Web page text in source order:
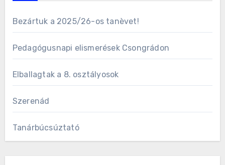
Bezártuk a 2025/26-os tanèvet!
Pedagógusnapi elismerések Csongrádon
Elballagtak a 8. osztályosok
Szerenád
Tanárbúcsúztató